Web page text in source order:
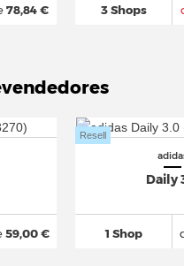
78,84 € 3 Shops
59,00 €
Daily
1 Shop
Resell